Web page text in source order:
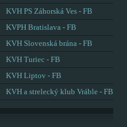
KVH PS Záhorská Ves - FB
KVPH Bratislava - FB
KVH Slovenská brána - FB
KVH Turiec - FB
KVH Liptov - FB
KVH a strelecký klub Vráble - FB